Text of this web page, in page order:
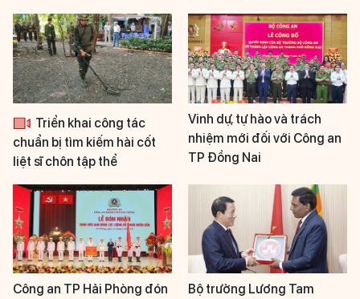
Triển khai công tác
chuẩn bị tìm kiếm hài cốt
liệt sĩ chôn tập thể
Vinh dự, tự hào và trách
nhiệm mới đối với Công an
TP Đồng Nai
Công an TP Hải Phòng đón
Bộ trưởng Lương Tam